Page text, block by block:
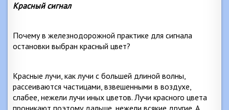
Красный сигнал
Почему в железнодорожной практике для сигнала
остановки выбран красный цвет?
Красные лучи, как лучи с большей длиной волны,
рассеиваются частицами, взвешенными в воздухе,
слабее, нежели лучи иных цветов. Лучи красного цвета
проникают поэтому дальше, нежели всякие другие. А